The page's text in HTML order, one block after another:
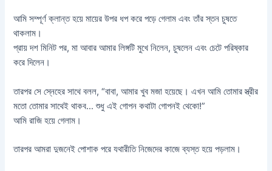
আমি সম্পূর্ণ ক্লান্ত হয়ে মায়ের উপর ধপ করে পড়ে গেলাম এবং তাঁর স্তন চুষতে
থাকলাম।
প্রায় দশ মিনিট পর, মা আবার আমার লিঙ্গটি মুখে নিলেন, চুষলেন এবং চেটে পরিষ্কার
করে দিলেন।
তারপর সে স্নেহের সাথে বলল, “বাবা, আমার খুব মজা হয়েছে। এখন আমি তোমার স্ত্রীর
মতো তোমার সাথেই থাকব… শুধু এই গোপন কথাটা গোপনই থেকো!”
আমি রাজি হয়ে গেলাম।
তারপর আমরা দুজনেই পোশাক পরে যথারীতি নিজেদের কাজে ব্যস্ত হয়ে পড়লাম।